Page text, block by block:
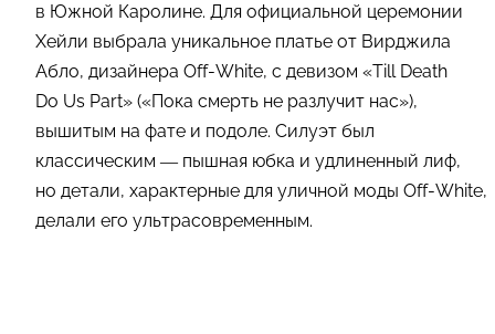
в Южной Каролине. Для официальной церемонии
Хейли выбрала уникальное платье от Вирджила
Абло, дизайнера Off-White, с девизом «Till Death
Do Us Part» («Пока смерть не разлучит нас»),
вышитым на фате и подоле. Силуэт был
классическим — пышная юбка и удлиненный лиф,
но детали, характерные для уличной моды Off-White,
делали его ультрасовременным.